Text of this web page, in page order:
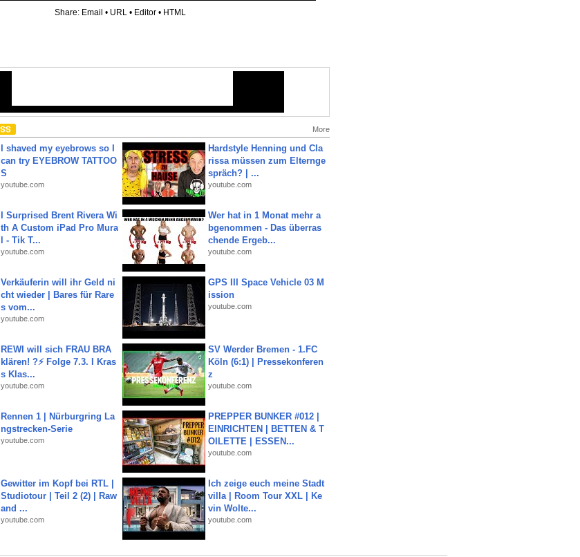
Share: Email • URL • Editor • HTML
More
I shaved my eyebrows so I
can try EYEBROW TATTOO
S
youtube.com
Hardstyle Henning und Cla
rissa müssen zum Elternge
spräch? | ...
youtube.com
I Surprised Brent Rivera Wi
th A Custom iPad Pro Mura
l - Tik T...
youtube.com
Wer hat in 1 Monat mehr a
bgenommen - Das überras
chende Ergeb...
youtube.com
Verkäuferin will ihr Geld ni
cht wieder | Bares für Rare
s vom...
youtube.com
GPS III Space Vehicle 03 M
ission
youtube.com
REWI will sich FRAU BRA
klären! ?⚡️ Folge 7.3. I Kras
s Klas...
youtube.com
SV Werder Bremen - 1.FC
Köln (6:1) | Pressekonferen
z
youtube.com
Rennen 1 | Nürburgring La
ngstrecken-Serie
youtube.com
PREPPER BUNKER #012 |
EINRICHTEN | BETTEN & T
OILETTE | ESSEN...
youtube.com
Gewitter im Kopf bei RTL |
Studiotour | Teil 2 (2) | Raw
and ...
youtube.com
Ich zeige euch meine Stadt
villa | Room Tour XXL | Ke
vin Wolte...
youtube.com